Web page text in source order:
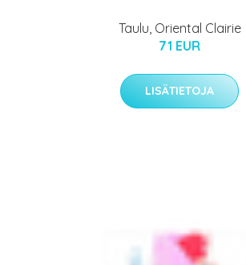
Taulu, Oriental Clairie
71 EUR
LISÄTIETOJA